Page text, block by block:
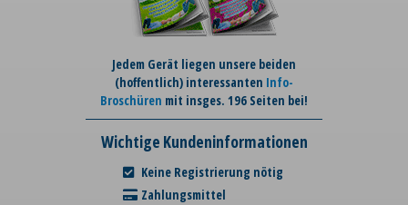
Jedem Gerät liegen unsere beiden
(hoffentlich) interessanten Info-
Broschüren mit insges. 196 Seiten bei!
Wichtige Kundeninformationen
Keine Registrierung nötig
Zahlungsmittel